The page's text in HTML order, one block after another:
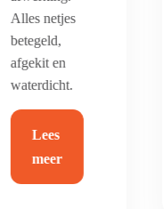
duurzaam en
helemaal van
nu.
Lees
meer